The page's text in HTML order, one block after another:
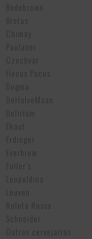
Bodebrown
Brotas
Chimay
Paulaner
Czechvar
Hocus Pocus
Dogma
DeHalveMaan
Delirium
Ekaut
Erdinger
Everbrew
Fuller’s
Leopoldina
Leuven
Roleta Russa
Schneider
Outras cervejarias